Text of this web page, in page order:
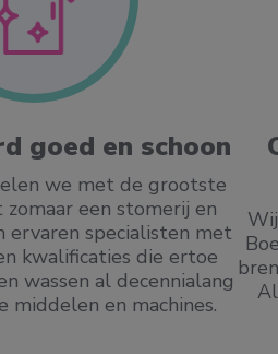
goed en schoon
we met de grootste
een stomerij en
ervaren specialisten met
kwalificaties die ertoe
wassen al decennialang
en machines.